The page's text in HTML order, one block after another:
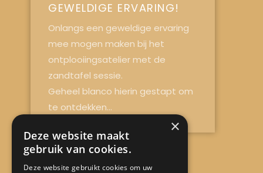
GEWELDIGE ERVARING!
Onlangs een geweldige ervaring
mee mogen maken bij het
ontplooiingsatelier met de
zandtafel sessie.
Geheel blanco hierin gestapt om
te ontdekken...
H.S.
×
Deze website maakt
gebruik van cookies.
Deze website gebruikt cookies om uw